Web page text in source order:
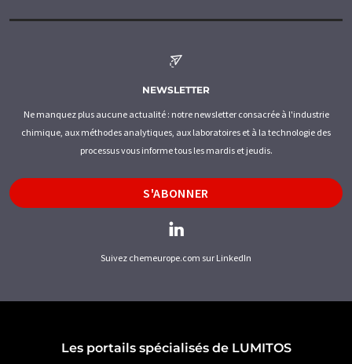
NEWSLETTER
Ne manquez plus aucune actualité : notre newsletter consacrée à l'industrie
chimique, aux méthodes analytiques, aux laboratoires et à la technologie des
processus vous informe tous les mardis et jeudis.
S'ABONNER
Suivez chemeurope.com sur LinkedIn
Les portails spécialisés de LUMITOS